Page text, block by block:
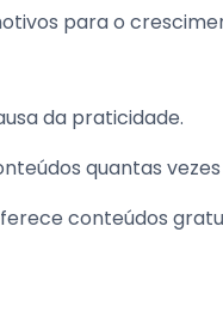
para o
da praticidade.
quantas
conteúdos